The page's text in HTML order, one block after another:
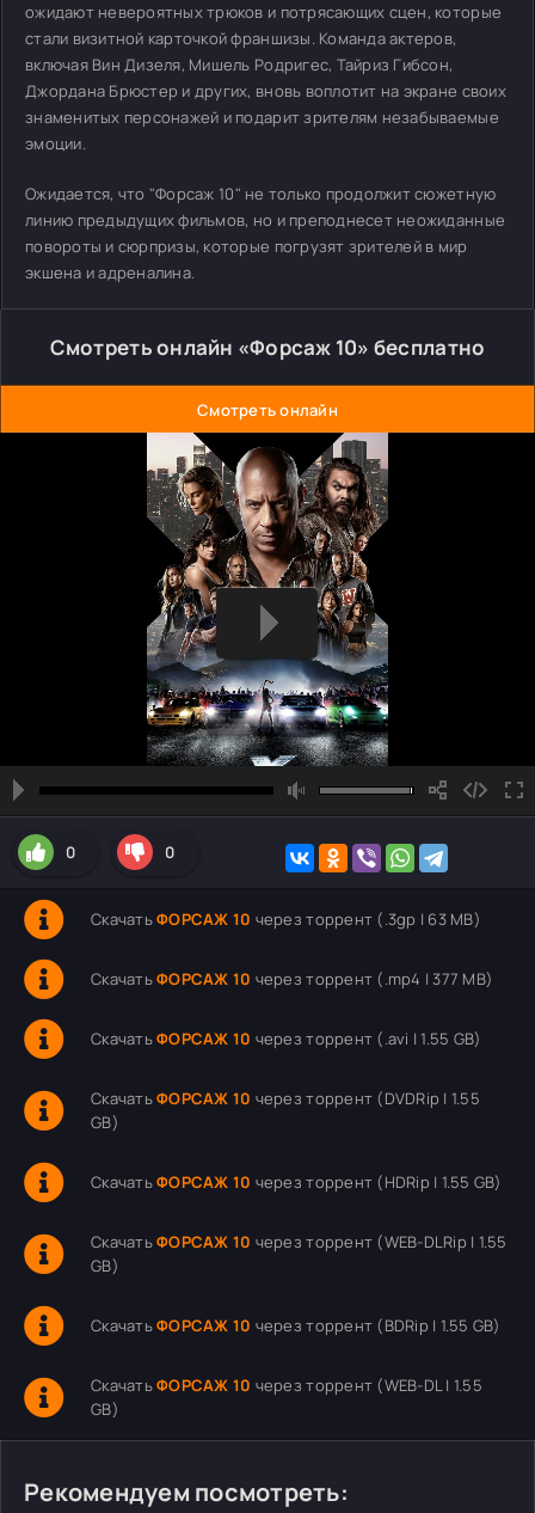
ожидают невероятных трюков и потрясающих сцен, которые
стали визитной карточкой франшизы. Команда актеров,
включая Вин Дизеля, Мишель Родригес, Тайриз Гибсон,
Джордана Брюстер и других, вновь воплотит на экране своих
знаменитых персонажей и подарит зрителям незабываемые
эмоции.
Ожидается, что "Форсаж 10" не только продолжит сюжетную
линию предыдущих фильмов, но и преподнесет неожиданные
повороты и сюрпризы, которые погрузят зрителей в мир
экшена и адреналина.
Смотреть онлайн «Форсаж 10» бесплатно
Смотреть онлайн
0 0
СкачатьФОРСАЖ 10 через торрент (.3gp | 63 MB)
СкачатьФОРСАЖ 10 через торрент (.mp4 | 377 MB)
СкачатьФОРСАЖ 10 через торрент (.avi | 1.55 GB)
СкачатьФОРСАЖ 10 через торрент (DVDRip | 1.55
GB)
СкачатьФОРСАЖ 10 через торрент (HDRip | 1.55 GB)
СкачатьФОРСАЖ 10 через торрент (WEB-DLRip | 1.55
GB)
СкачатьФОРСАЖ 10 через торрент (BDRip | 1.55 GB)
СкачатьФОРСАЖ 10 через торрент (WEB-DL | 1.55
GB)
Рекомендуем посмотреть: